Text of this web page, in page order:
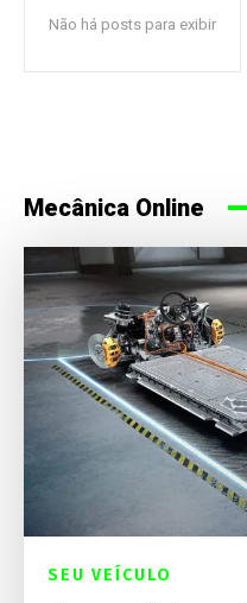
Não há posts para exibir
Mecânica Online
SEU VEÍCULO